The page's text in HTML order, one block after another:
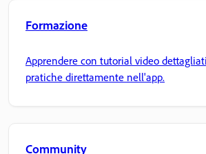
Formazione
Apprendere con tutorial video
pratiche direttamente nell'app.
Community